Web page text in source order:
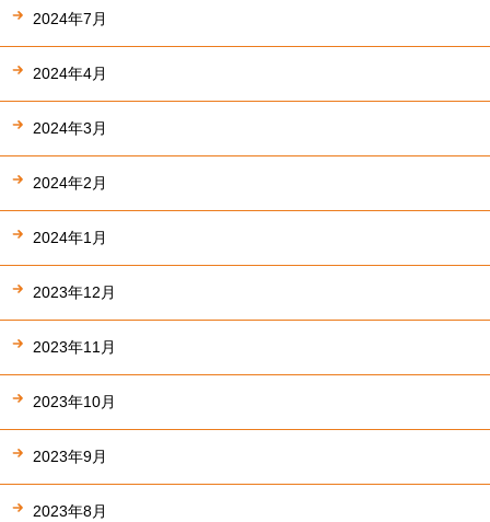
2024年7月
2024年4月
2024年3月
2024年2月
2024年1月
2023年12月
2023年11月
2023年10月
2023年9月
2023年8月